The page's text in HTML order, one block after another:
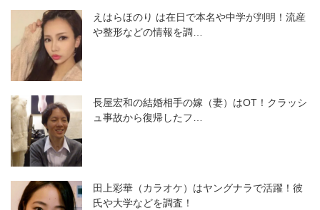
えはらほのり は在日で本名や中学が判明！流産
や整形などの情報を調…
長屋宏和の結婚相手の嫁（妻）はOT！クラッシ
ュ事故から復帰したフ…
田上彩華（カラオケ）はヤングナラで活躍！彼
氏や大学などを調査！